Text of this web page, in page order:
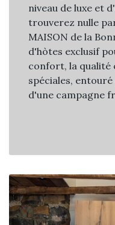
niveau de luxe et
trouverez nulle
MAISON de la
d'hòtes exclusif
confort, la qualité
spéciales,
d'une campagne